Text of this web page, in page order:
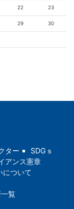
22 23
29 30
ター
SDGｓ
アンス憲章
について
覧